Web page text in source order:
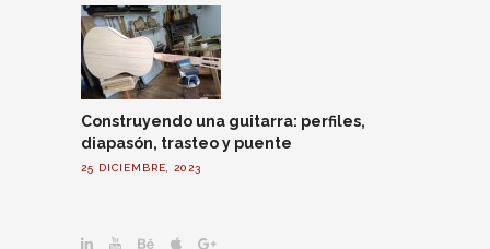
Construyendo una guitarra: perfiles,
diapasón, trasteo y puente
25 DICIEMBRE, 2023